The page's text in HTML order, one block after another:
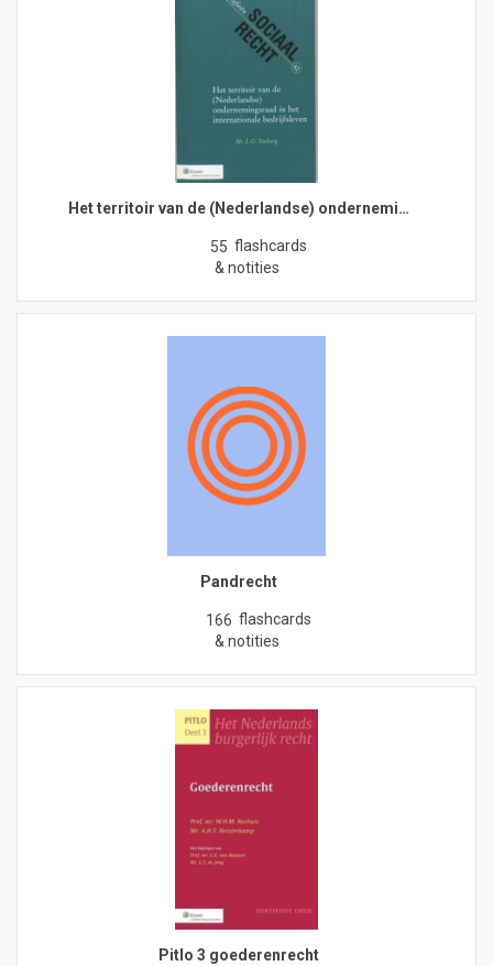
Het territoir van de (Nederlandse) ondernemi…
55 flashcards
& notities
Pandrecht
166 flashcards
& notities
Pitlo 3 goederenrecht